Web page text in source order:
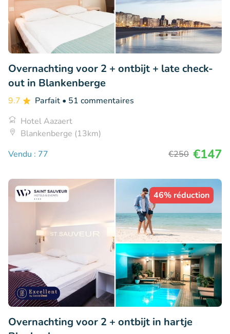
Overnachting voor 2 + ontbijt + late check-
out in Blankenberge
9.7 Parfait • 51 commentaires
Hotel Aazaert
Blankenberge (13km)
Vendu : 77
€250 €147
46% réduction
Overnachting voor 2 + ontbijt in hartje